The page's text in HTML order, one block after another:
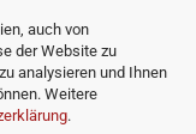
auch von
der Website zu
analysieren und Ihnen
Weitere
.